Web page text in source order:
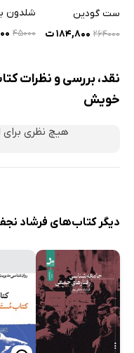
ست گودین
۲۶۴۰۰۰ ۱۸۴,۸۰۰ ت
تیمی
شلدون
۴۵۰۰۰
نقد، بررسی و نظرات
خویش
هیچ نظری
دیگر کتاب‌های فرشاد